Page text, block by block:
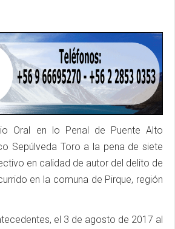
Oral en lo Penal de Puente Alto
Sepúlveda Toro a la pena de siete
en calidad de autor del delito de
en la comuna de Pirque, región
el 3 de agosto de 2017 al